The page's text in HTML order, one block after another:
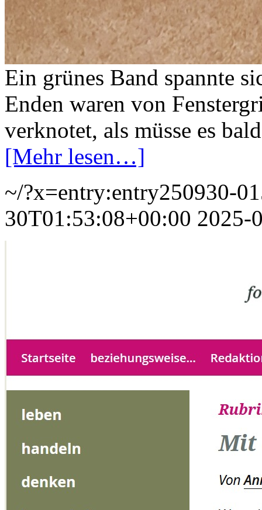
Ein grünes Band spannte
Enden waren von
verknotet, als müsse es
[Mehr lesen…]
~/?x=entry:entry250930-
30T01:53:08+00:00 2025-